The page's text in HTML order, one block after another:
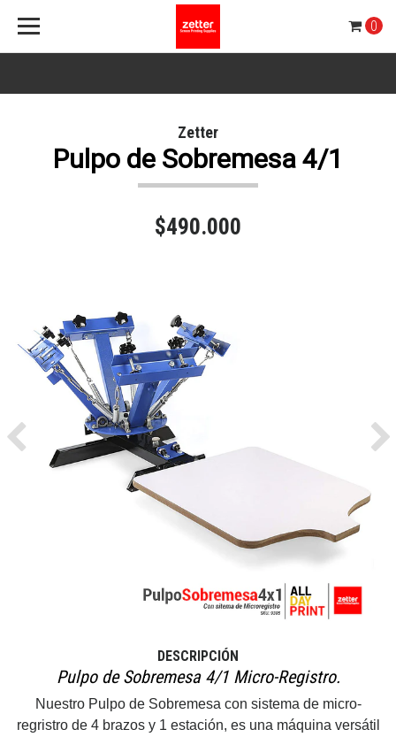
0
Zetter
Pulpo de Sobremesa 4/1
$490.000
Previous
DESCRIPCIÓN
Pulpo de Sobremesa 4/1 Micro-Registro.
Nuestro Pulpo de Sobremesa con sistema de micro-
regristro de 4 brazos y 1 estación, es una máquina versátil